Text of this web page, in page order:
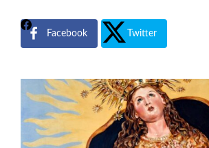
Facebook Twitter